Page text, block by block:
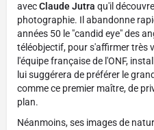
avecClaude Jutra qu'il
photographie. Il abandonne
années 50 le "candid eye" des
téléobjectif, pour s'affirmer très
l'équipe française de l'ONF,
lui suggérera de préférer le
comme ce premier maître, de
plan.
Néanmoins, ses images de